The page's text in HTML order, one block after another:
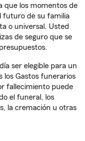
que los momentos de
futuro de su familia
o universal. Usted
de seguro que se
ser elegible para un
los Gastos funerarios
fallecimiento puede
el funeral, los
la cremación u otras